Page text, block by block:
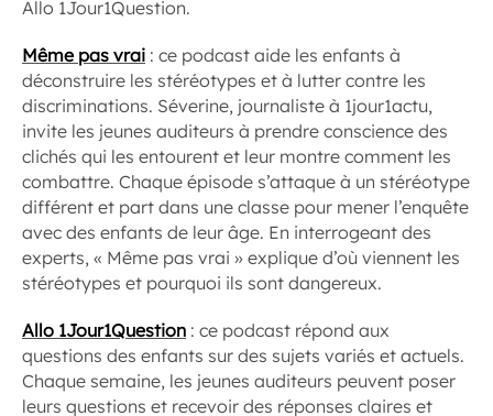
Allo 1Jour1Question.
Même pas vrai : ce podcast aide les enfants à
déconstruire les stéréotypes et à lutter contre les
discriminations. Séverine, journaliste à 1jour1actu,
invite les jeunes auditeurs à prendre conscience des
clichés qui les entourent et leur montre comment les
combattre. Chaque épisode s’attaque à un stéréotype
différent et part dans une classe pour mener l’enquête
avec des enfants de leur âge. En interrogeant des
experts, « Même pas vrai » explique d’où viennent les
stéréotypes et pourquoi ils sont dangereux.
Allo 1Jour1Question : ce podcast répond aux
questions des enfants sur des sujets variés et actuels.
Chaque semaine, les jeunes auditeurs peuvent poser
leurs questions et recevoir des réponses claires et